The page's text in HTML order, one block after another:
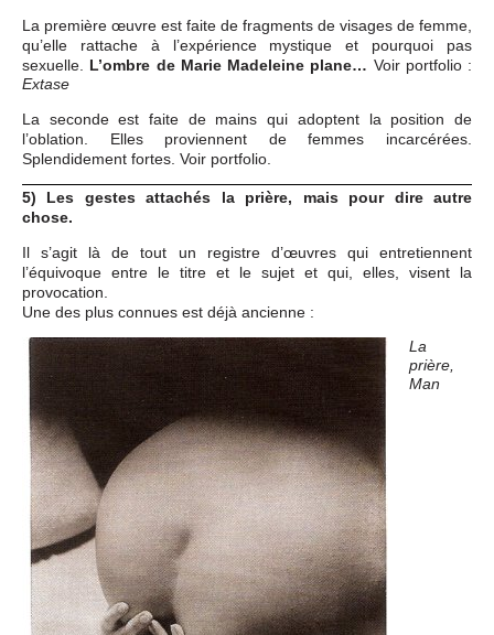
La première œuvre est faite de fragments de visages de femme,
qu’elle rattache à l’expérience mystique et pourquoi pas
sexuelle. L’ombre de Marie Madeleine plane… Voir portfolio :
Extase
La seconde est faite de mains qui adoptent la position de
l’oblation. Elles proviennent de femmes incarcérées.
Splendidement fortes. Voir portfolio.
5) Les gestes attachés la prière, mais pour dire autre
chose.
Il s’agit là de tout un registre d’œuvres qui entretiennent
l’équivoque entre le titre et le sujet et qui, elles, visent la
provocation.
Une des plus connues est déjà ancienne :
La
prière,
Man